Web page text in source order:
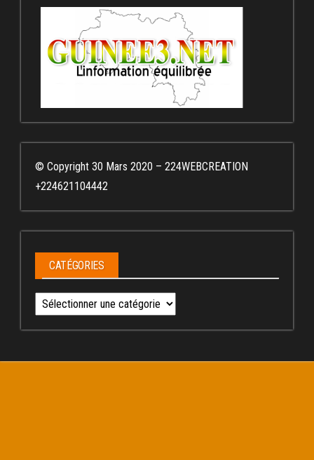
© Copyright 30 Mars 2020 – 224WEBCREATION
+224621104442
CATÉGORIES
Catégories